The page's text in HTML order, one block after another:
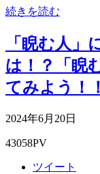
続きを読む
「睨む人」
は！？「睨
てみよう！！
2024年6月20日
43058PV
ツイート